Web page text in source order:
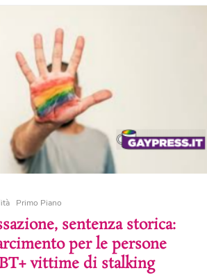
Primo Piano
sentenza storica:
per le persone
vittime di stalking